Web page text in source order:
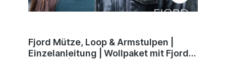
Fjord Mütze, Loop & Armstulpen |
Einzelanleitung | Wollpaket mit Fjord |